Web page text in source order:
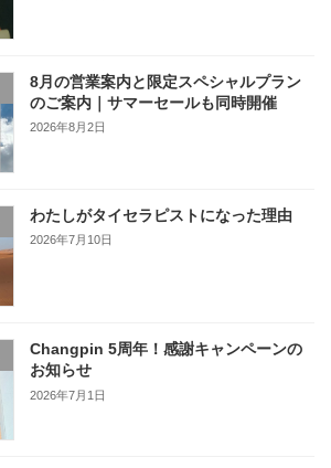
8月の営業案内と限定スペシャルプラン
のご案内｜サマーセールも同時開催
2026年8月2日
わたしがタイセラピストになった理由
2026年7月10日
Changpin 5周年！感謝キャンペーンの
お知らせ
2026年7月1日